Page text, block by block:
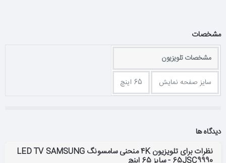
تلویزیونی که برای برانگیختن تمام حس‌های شما طراحی شده است.
موتور تصویرپرداز SUHD
به کمک الگوریتم منحصر بفرد تصویرپردازی مجدد سامسونگ، منبع
مشخصات
مشخصات تلویزیون
سایز صفحه نمایش
65 اینچ
دیدگاه ها
نظرات برای تلویزیون 4K منحنی سامسونگ LED TV SAMSUNG